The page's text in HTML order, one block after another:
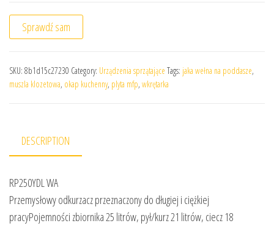
Sprawdź sam
SKU: 8b1d15c27230 Category: Urządzenia sprzątające Tags: jaka wełna na poddasze,
muszla klozetowa, okap kuchenny, plyta mfp, wkrętarka
DESCRIPTION
RP250YDL WA
Przemysłowy odkurzacz przeznaczony do długiej i ciężkiej
pracyPojemności zbiornika 25 litrów, pył/kurz 21 litrów, ciecz 18